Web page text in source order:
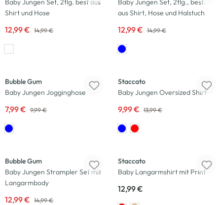
Baby Jungen Set, 2tlg. best aus
Shirt und Hose
12,99 € 14,99 €
Baby Jungen Set, 2tlg., best.
aus Shirt, Hose und Halstuch
12,99 € 14,99 €
Bubble Gum
Baby Jungen Jogginghose
7,99 € 9,99 €
Staccato
Baby Jungen Oversized Shirt
9,99 € 13,99 €
Bubble Gum
Baby Jungen Strampler Set mit
Langarmbody
12,99 € 14,99 €
Staccato
Baby Langarmshirt mit Print
12,99 €